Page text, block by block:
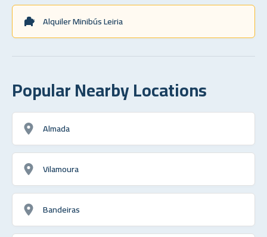
Alquiler Minibús Leiria
Popular Nearby Locations
Almada
Vilamoura
Bandeiras